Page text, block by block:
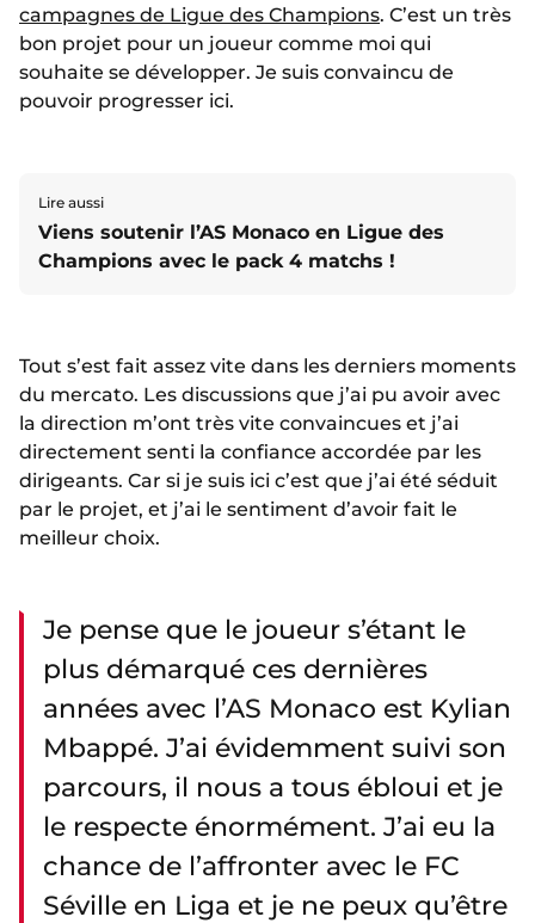
campagnes de Ligue des Champions. C’est un très
bon projet pour un joueur comme moi qui
souhaite se développer. Je suis convaincu de
pouvoir progresser ici.
Lire aussi
Viens soutenir l’AS Monaco en Ligue des
Champions avec le pack 4 matchs !
Tout s’est fait assez vite dans les derniers moments
du mercato. Les discussions que j’ai pu avoir avec
la direction m’ont très vite convaincues et j’ai
directement senti la confiance accordée par les
dirigeants. Car si je suis ici c’est que j’ai été séduit
par le projet, et j’ai le sentiment d’avoir fait le
meilleur choix.
Je pense que le joueur s’étant le
plus démarqué ces dernières
années avec l’AS Monaco est Kylian
Mbappé. J’ai évidemment suivi son
parcours, il nous a tous ébloui et je
le respecte énormément. J’ai eu la
chance de l’affronter avec le FC
Séville en Liga et je ne peux qu’être